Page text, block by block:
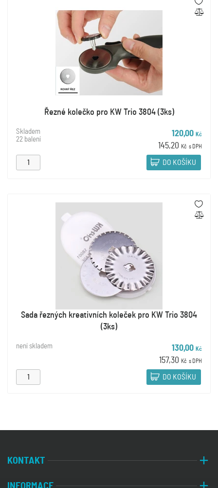
Řezné kolečko pro KW Trio 3804 (3ks)
Skladem
22 balení
120,00 Kč
145,20 Kč s DPH
DO KOŠÍKU
Sada řezných kreativních koleček pro KW Trio 3804
(3ks)
není skladem 130,00 Kč
157,30 Kč s DPH
DO KOŠÍKU
KONTAKT
INFORMACE